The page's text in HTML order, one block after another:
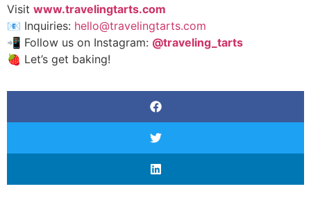
Visit www.travelingtarts.com
📧 Inquiries: hello@travelingtarts.com
📲 Follow us on Instagram: @traveling_tarts
🍓 Let’s get baking!